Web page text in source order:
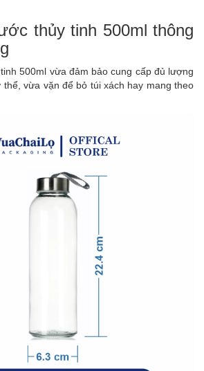
thủy tinh 500ml thông
500ml vừa đảm bảo cung cấp đủ lượng
vừa vặn để bỏ túi xách hay mang theo